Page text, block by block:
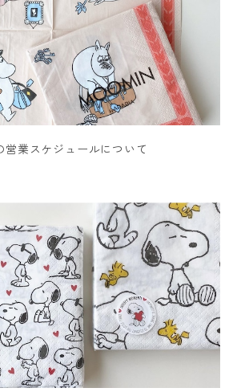
ー
テータテート
ーボ
ーボー
ィスプレイ用品
営業スケジュールについて